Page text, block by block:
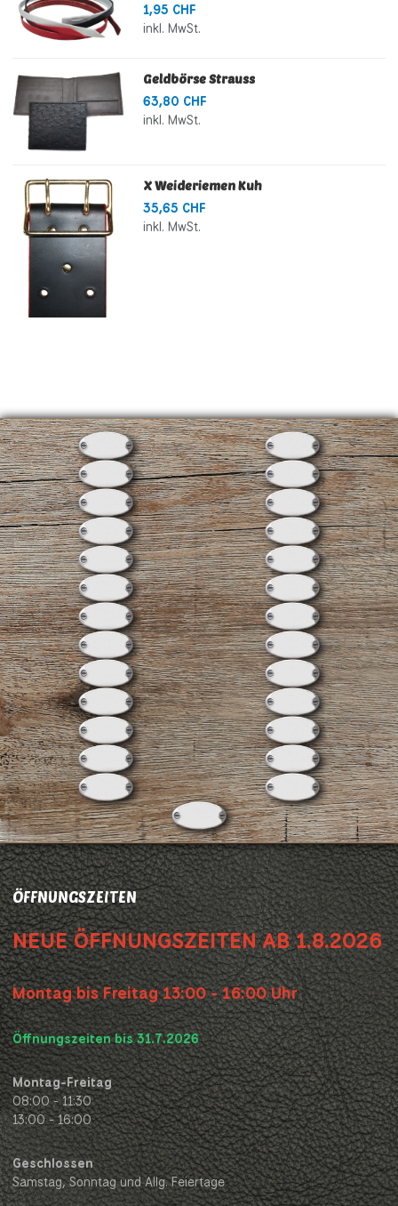
1,95 CHF
inkl. MwSt.
Geldbörse Strauss
63,80 CHF
inkl. MwSt.
X Weideriemen Kuh
35,65 CHF
inkl. MwSt.
ÖFFNUNGSZEITEN
NEUE ÖFFNUNGSZEITEN AB 1.8.2026
Montag bis Freitag 13:00 - 16:00 Uhr
Öffnungszeiten bis 31.7.2026
Montag-Freitag
08:00 - 11:30
13:00 - 16:00
Geschlossen
Samstag, Sonntag und Allg. Feiertage